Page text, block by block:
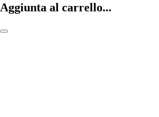
Aggiunta al carrello...